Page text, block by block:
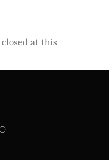
at this